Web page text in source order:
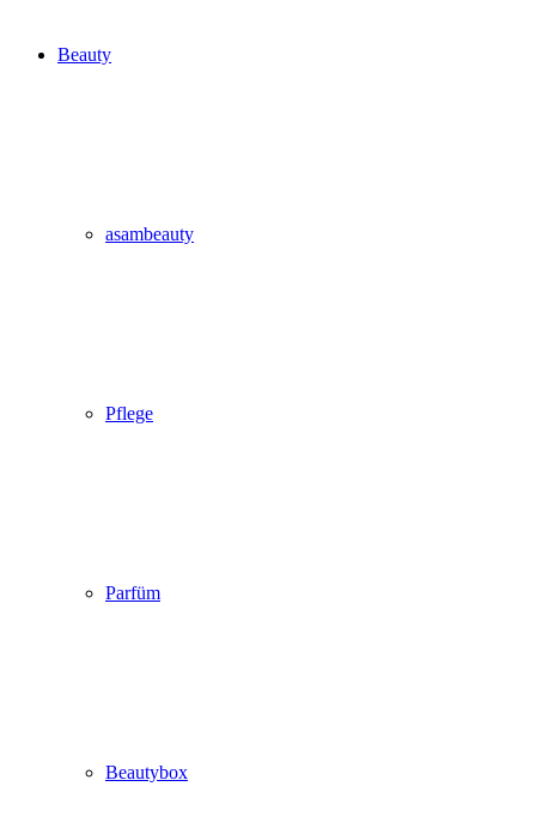
Beauty
asambeauty
Pflege
Parfüm
Beautybox